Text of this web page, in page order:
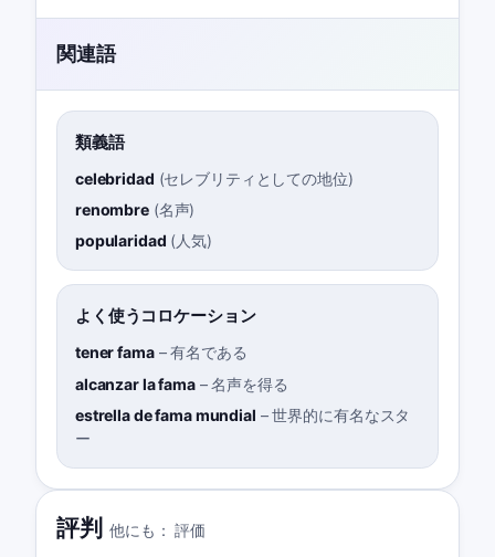
関連語
類義語
celebridad (セレブリティとしての地位)
renombre(名声)
popularidad (人気)
よく使うコロケーション
tener fama–有名である
alcanzar la fama–名声を得る
estrella de fama mundial –世界的に有名なスタ
ー
評判 他にも： 評価